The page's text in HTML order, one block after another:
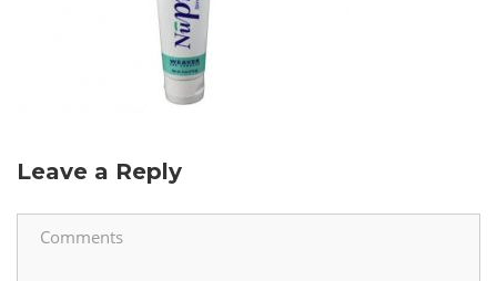
Leave a Reply